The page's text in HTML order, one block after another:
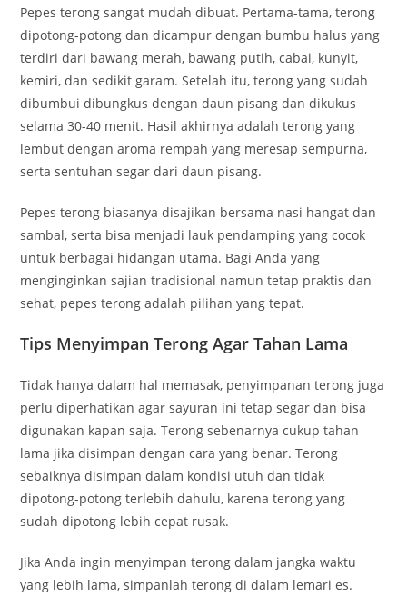
Pepes terong sangat mudah dibuat. Pertama-tama, terong
dipotong-potong dan dicampur dengan bumbu halus yang
terdiri dari bawang merah, bawang putih, cabai, kunyit,
kemiri, dan sedikit garam. Setelah itu, terong yang sudah
dibumbui dibungkus dengan daun pisang dan dikukus
selama 30-40 menit. Hasil akhirnya adalah terong yang
lembut dengan aroma rempah yang meresap sempurna,
serta sentuhan segar dari daun pisang.
Pepes terong biasanya disajikan bersama nasi hangat dan
sambal, serta bisa menjadi lauk pendamping yang cocok
untuk berbagai hidangan utama. Bagi Anda yang
menginginkan sajian tradisional namun tetap praktis dan
sehat, pepes terong adalah pilihan yang tepat.
Tips Menyimpan Terong Agar Tahan Lama
Tidak hanya dalam hal memasak, penyimpanan terong juga
perlu diperhatikan agar sayuran ini tetap segar dan bisa
digunakan kapan saja. Terong sebenarnya cukup tahan
lama jika disimpan dengan cara yang benar. Terong
sebaiknya disimpan dalam kondisi utuh dan tidak
dipotong-potong terlebih dahulu, karena terong yang
sudah dipotong lebih cepat rusak.
Jika Anda ingin menyimpan terong dalam jangka waktu
yang lebih lama, simpanlah terong di dalam lemari es.